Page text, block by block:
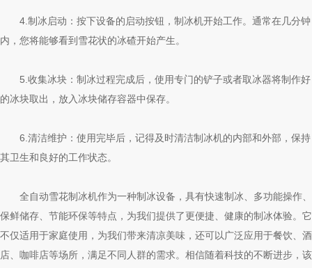
4.制冰启动：按下设备的启动按钮，制冰机开始工作。通常在几分钟
内，您将能够看到雪花状的冰碴开始产生。
5.收集冰块：制冰过程完成后，使用专门的铲子或者取冰器将制作好
的冰块取出，放入冰块储存容器中保存。
6.清洁维护：使用完毕后，记得及时清洁制冰机的内部和外部，保持
其卫生和良好的工作状态。
全自动雪花制冰机作为一种制冰设备，具有快速制冰、多功能操作、
保鲜储存、节能环保等特点，为我们提供了更便捷、健康的制冰体验。它
不仅适用于家庭使用，为我们带来清凉美味，还可以广泛应用于餐饮、酒
店、咖啡店等场所，满足不同人群的需求。相信随着科技的不断进步，该